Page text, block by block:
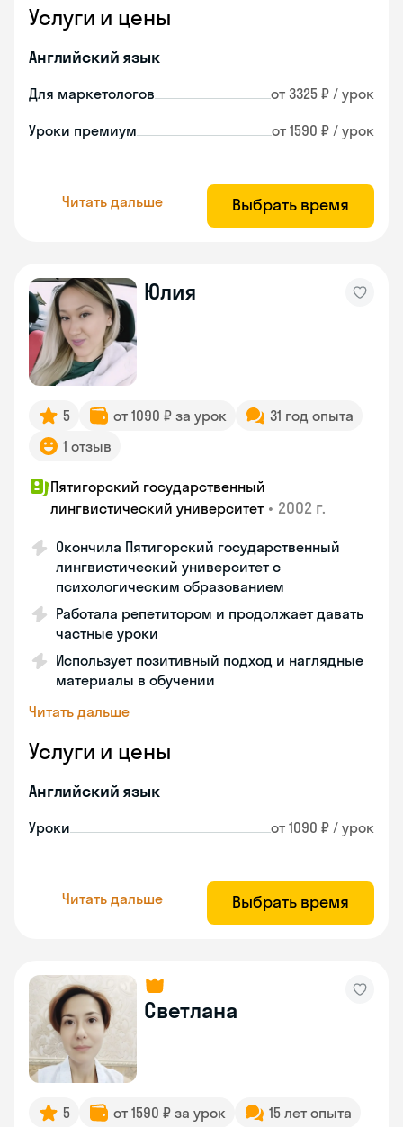
Услуги и цены
Английский язык
Для маркетологов от 3325 ₽ / урок
Уроки премиум от 1590 ₽ / урок
Читать дальше Выбрать время
Юлия
5 от 1090 ₽ за урок
31 год опыта
1 отзыв
Пятигорский государственный
лингвистический университет • 2002 г.
Окончила Пятигорский государственный
лингвистический университет с
психологическим образованием
Работала репетитором и продолжает давать
частные уроки
Использует позитивный подход и наглядные
материалы в обучении
Читать дальше
Услуги и цены
Английский язык
Уроки от 1090 ₽ / урок
Читать дальше Выбрать время
Светлана
5 от 1590 ₽ за урок 15 лет опыта